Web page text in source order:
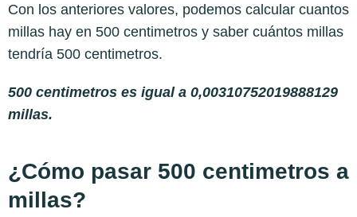
Con los anteriores valores, podemos calcular cuantos
millas hay en 500 centimetros y saber cuántos millas
tendría 500 centimetros.
500 centimetros es igual a 0,00310752019888129
millas.
¿Cómo pasar 500 centimetros a
millas?